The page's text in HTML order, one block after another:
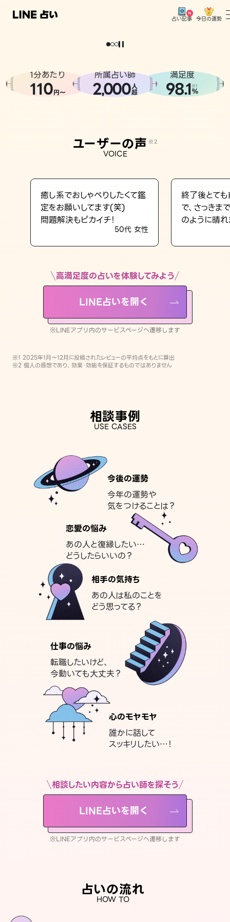
占い記事 今日の運勢
相談事例
占い記事
LINE占いを開く
※LINEアプリ内のサービスページへ遷移します
どうせなら
。
1分あたり
110円〜
所属占い師
2,000人
超
満足度
98.1※1
%
ユーザーの声 ※2
VOICE
癒し系でおしゃべりしたくて鑑
定をお願いしてます(笑)
問題解決もピカイチ！
50代 女性
終了後とて
で、さっき
のように晴れ
高満足度の占いを体験してみよう
LINE占いを開く
※LINEアプリ内のサービスページへ遷移します
※1 2025年1月〜12月に投稿されたレビューの平均点をもとに算出
※2 個人の感想であり、効果・効能を保証するものではありません
相談事例
USE CASES
今後の運勢
今年の運勢や
気をつけることは？
恋愛の悩み
あの人と復縁したい…
どうしたらいいの？
相手の気持ち
あの人は私のことを
どう思ってる？
仕事の悩み
転職したいけど、
今動いても大丈夫？
心のモヤモヤ
誰かに話して
スッキリしたい…！
相談したい内容から占い師を探そう
LINE占いを開く
※LINEアプリ内のサービスページへ遷移します
占いの流れ
HOW TO